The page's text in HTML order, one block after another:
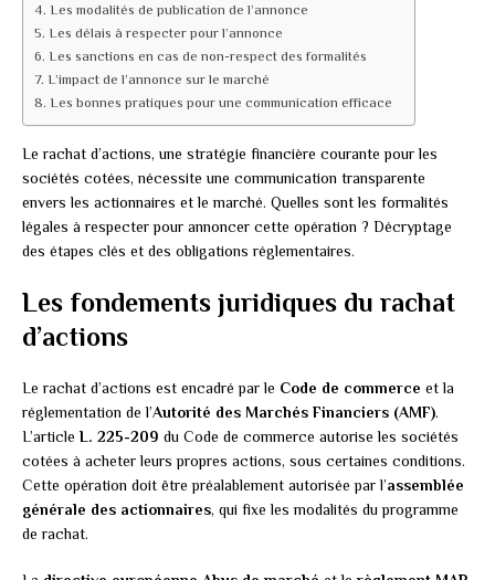
Les modalités de publication de l’annonce
Les délais à respecter pour l’annonce
Les sanctions en cas de non-respect des formalités
L’impact de l’annonce sur le marché
Les bonnes pratiques pour une communication efficace
Le rachat d’actions, une stratégie financière courante pour les
sociétés cotées, nécessite une communication transparente
envers les actionnaires et le marché. Quelles sont les formalités
légales à respecter pour annoncer cette opération ? Décryptage
des étapes clés et des obligations réglementaires.
Les fondements juridiques du rachat
d’actions
Le rachat d’actions est encadré par le Code de commerce et la
réglementation de l’Autorité des Marchés Financiers (AMF).
L’articleL. 225-209 du Code de commerce autorise les sociétés
cotées à acheter leurs propres actions, sous certaines conditions.
Cette opération doit être préalablement autorisée par l’assemblée
générale des actionnaires, qui fixe les modalités du programme
de rachat.